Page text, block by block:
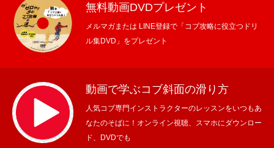
無料動画DVDプレゼント
メルマガまたは LINE登録で「コブ攻略に役立つドリ
ル集DVD」をプレゼント
動画で学ぶコブ斜面の滑り方
人気コブ専門インストラクターのレッスンをいつもあ
なたのそばに！オンライン視聴、スマホにダウンロー
ド、DVDでも